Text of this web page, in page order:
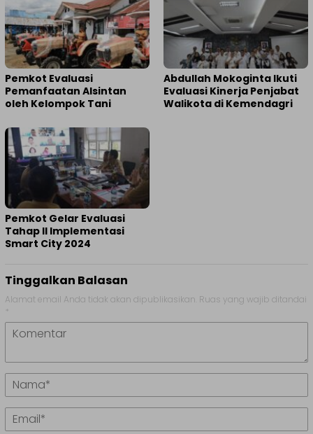
Pemkot Evaluasi
Pemanfaatan Alsintan
oleh Kelompok Tani
Abdullah Mokoginta Ikuti
Evaluasi Kinerja Penjabat
Walikota di Kemendagri
Pemkot Gelar Evaluasi
Tahap II Implementasi
Smart City 2024
Tinggalkan Balasan
Alamat email Anda tidak akan dipublikasikan. Ruas yang wajib ditandai
*